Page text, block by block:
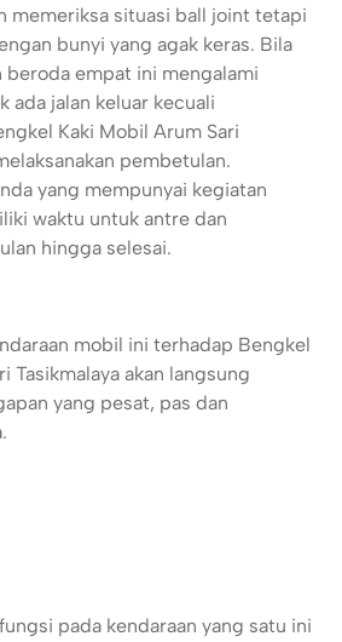
memeriksa situasi ball joint tetapi
bunyi yang agak keras. Bila
beroda empat ini mengalami
ada jalan keluar kecuali
Kaki Mobil Arum Sari
pembetulan.
yang mempunyai kegiatan
waktu untuk antre dan
hingga selesai.
mobil ini terhadap Bengkel
Tasikmalaya akan langsung
yang pesat, pas dan
pada kendaraan yang satu ini